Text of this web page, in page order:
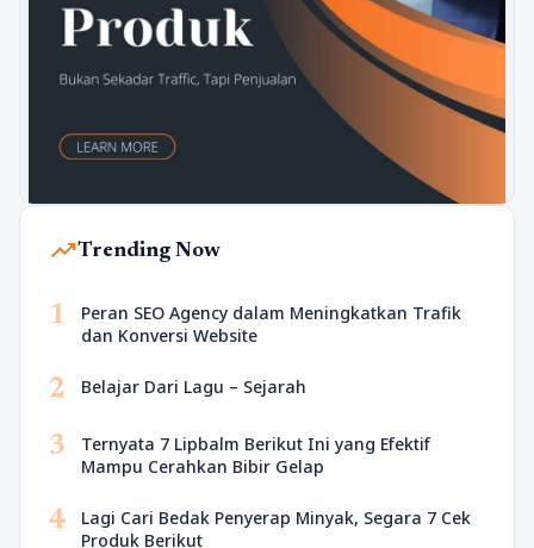
trending_upTrending Now
1
Peran SEO Agency dalam Meningkatkan Trafik
dan Konversi Website
2 Belajar Dari Lagu – Sejarah
3
Ternyata 7 Lipbalm Berikut Ini yang Efektif
Mampu Cerahkan Bibir Gelap
4
Lagi Cari Bedak Penyerap Minyak, Segara 7 Cek
Produk Berikut